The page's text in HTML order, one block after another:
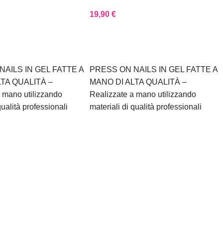
IN GEL FATTE A
QUALITÀ –
utilizzando
professionali
19,90€
PRESS ON NAILS IN GEL FATTE A
MANO DI ALTA QUALITÀ –
Realizzate a mano utilizzando
materiali di qualità professionali